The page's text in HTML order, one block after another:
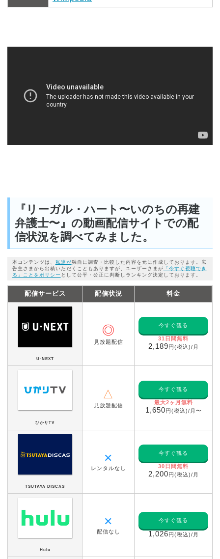
『リーガル・ハート〜いのちの再建
弁護士〜』の動画配信サイトでの配
信状況を調べてみました。
本コンテンツは、 私達が独自に調査・比較した内容を元に作成しております。広
告主さまから出稿いただくこともありますが、ユーザーさまが 「今すぐ視聴でき
る」ことをポリシー として公平・公正に判断しランキング決定しております。
配信サービス 配信状況 料金
U-NEXT
◎
見放題配信
今すぐ観る
31日間無料
2,189円(税込)/月
ひかりTV
△
見放題配信
今すぐ観る
最大2ヶ月無料
1,650円(税込)/月〜
TSUTAYA DISCAS
✕
レンタルなし
今すぐ観る
30日間無料
2,200円(税込)/月
Hulu
✕
配信なし
今すぐ観る
1,026円(税込)/月